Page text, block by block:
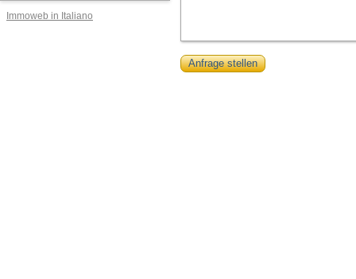
Immoweb in Italiano
Anfrage stellen